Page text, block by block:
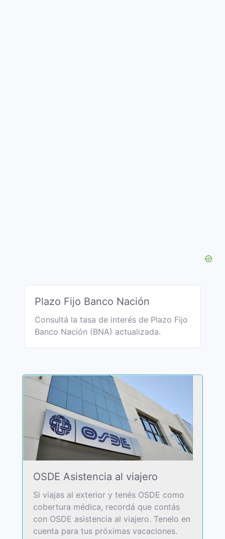
Plazo Fijo Banco Nación
Consultá la tasa de interés de Plazo Fijo
Banco Nación (BNA) actualizada.
OSDE Asistencia al viajero
Si viajas al exterior y tenés OSDE como
cobertura médica, recordá que contás
con OSDE asistencia al viajero. Tenelo en
cuenta para tus próximas vacaciones.